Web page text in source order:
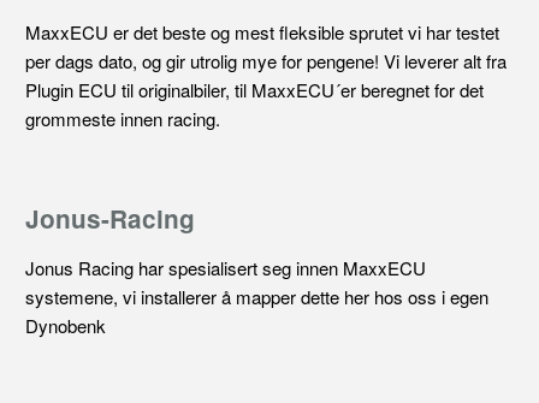
MaxxECU er det beste og mest fleksible sprutet vi har testet
per dags dato, og gir utrolig mye for pengene! Vi leverer alt fra
Plugin ECU til originalbiler, til MaxxECU´er beregnet for det
grommeste innen racing.
Jonus-Racing
Jonus Racing har spesialisert seg innen MaxxECU
systemene, vi installerer å mapper dette her hos oss i egen
Dynobenk